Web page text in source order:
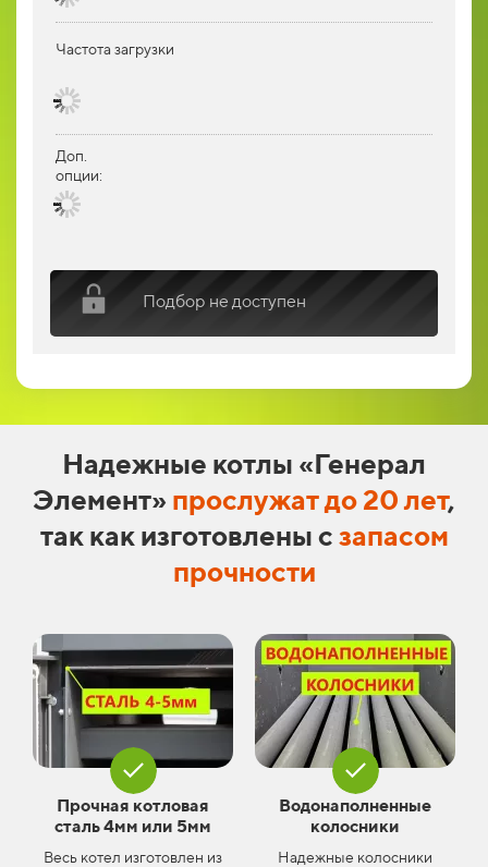
Частота загрузки
Доп.
опции:
Подбор не доступен
Надежные котлы «Генерал
Элемент» прослужат до 20 лет,
так как изготовлены сзапасом
прочности
Прочная котловая
сталь 4мм или 5мм
Весь котел изготовлен из
Водонаполненные
колосники
Надежные колосники